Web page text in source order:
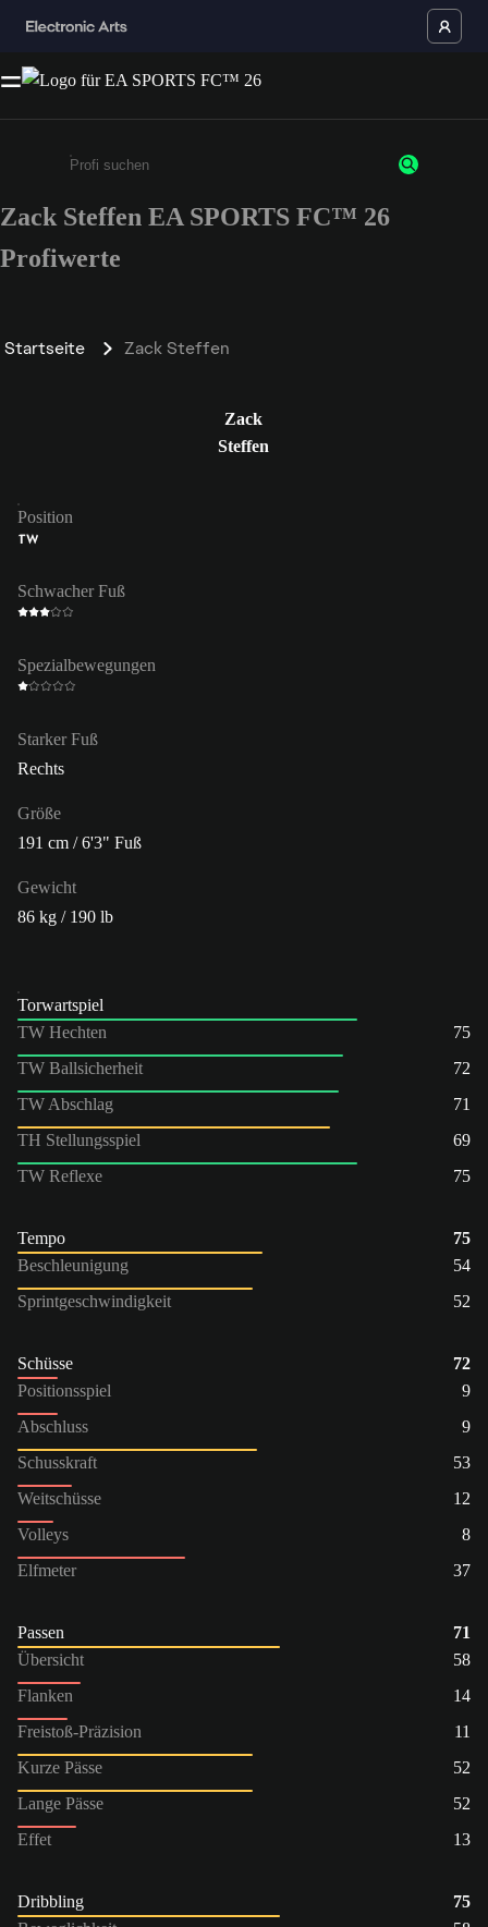
Gib mindestens 3 Zeichen oder Ziffern ein
Zack Steffen EA SPORTS FC™ 26
Profiwerte
Startseite Zack Steffen
Zack
Steffen
Position
TW
Schwacher Fuß
Spezialbewegungen
Starker Fuß
Rechts
Größe
191 cm / 6'3" Fuß
Gewicht
86 kg / 190 lb
Torwartspiel
TW Hechten
75
TW Ballsicherheit
72
TW Abschlag
71
TH Stellungsspiel
69
TW Reflexe
75
Tempo
75
Beschleunigung
54
Sprintgeschwindigkeit
52
Schüsse
72
Positionsspiel
9
Abschluss
9
Schusskraft
53
Weitschüsse
12
Volleys
8
Elfmeter
37
Passen
71
Übersicht
58
Flanken
14
Freistoß-Präzision
11
Kurze Pässe
52
Lange Pässe
52
Effet
13
Dribbling
75